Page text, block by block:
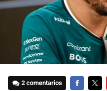
2 comentarios